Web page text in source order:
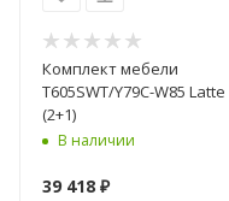
Комплект мебели
T605SWT/Y79C-W85 Latte
(2+1)
В наличии
39 418 ₽